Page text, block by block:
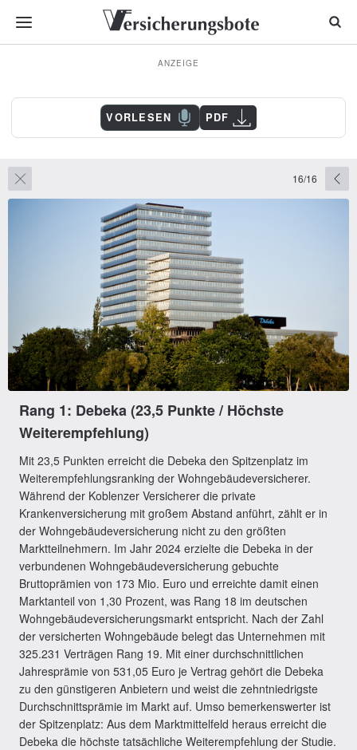
ANZEIGE
VORLESEN PDF
16/16
Rang 1: Debeka (23,5 Punkte / Höchste
Weiterempfehlung)
Mit 23,5 Punkten erreicht die Debeka den Spitzenplatz im
Weiterempfehlungsranking der Wohngebäudeversicherer.
Während der Koblenzer Versicherer die private
Krankenversicherung mit großem Abstand anführt, zählt er in
der Wohngebäudeversicherung nicht zu den größten
Marktteilnehmern. Im Jahr 2024 erzielte die Debeka in der
verbundenen Wohngebäudeversicherung gebuchte
Bruttoprämien von 173 Mio. Euro und erreichte damit einen
Marktanteil von 1,30 Prozent, was Rang 18 im deutschen
Wohngebäudeversicherungsmarkt entspricht. Nach der Zahl
der versicherten Wohngebäude belegt das Unternehmen mit
325.231 Verträgen Rang 19. Mit einer durchschnittlichen
Jahresprämie von 531,05 Euro je Vertrag gehört die Debeka
zu den günstigeren Anbietern und weist die zehntniedrigste
Durchschnittsprämie im Markt auf. Umso bemerkenswerter ist
der Spitzenplatz: Aus dem Marktmittelfeld heraus erreicht die
Debeka die höchste tatsächliche Weiterempfehlung der Studie.